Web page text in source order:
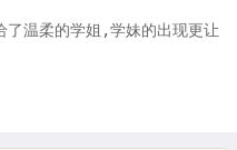
了温柔的学姐,学妹的出现更让